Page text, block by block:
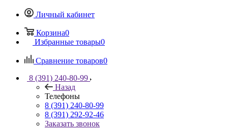
Личный кабинет
Корзина0
Избранные товары0
Сравнение товаров0
8 (391) 240-80-99
Назад
Телефоны
8 (391) 240-80-99
8 (391) 292-92-46
Заказать звонок